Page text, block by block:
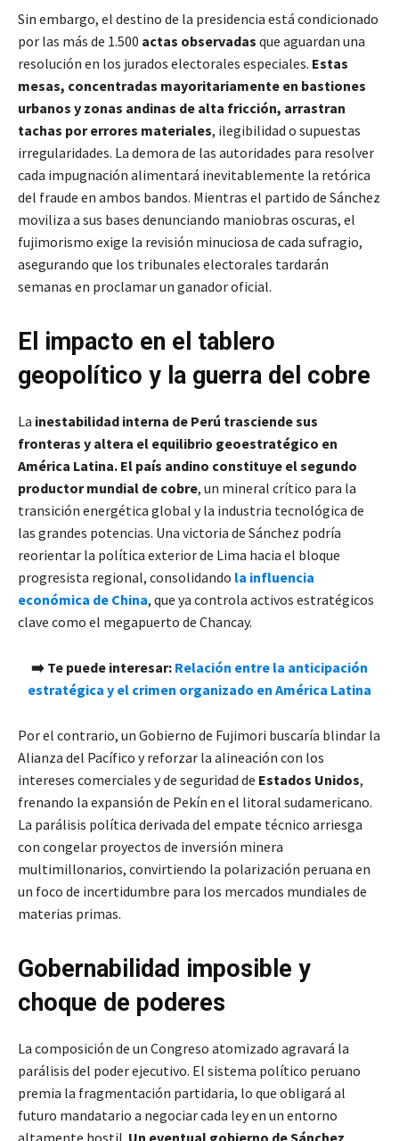
Sin embargo, el destino de la presidencia está condicionado
por las más de 1.500 actas observadas que aguardan una
resolución en los jurados electorales especiales. Estas
mesas, concentradas mayoritariamente en bastiones
urbanos y zonas andinas de alta fricción, arrastran
tachas por errores materiales, ilegibilidad o supuestas
irregularidades. La demora de las autoridades para resolver
cada impugnación alimentará inevitablemente la retórica
del fraude en ambos bandos. Mientras el partido de Sánchez
moviliza a sus bases denunciando maniobras oscuras, el
fujimorismo exige la revisión minuciosa de cada sufragio,
asegurando que los tribunales electorales tardarán
semanas en proclamar un ganador oficial.
El impacto en el tablero
geopolítico y la guerra del cobre
La inestabilidad interna de Perú trasciende sus
fronteras y altera el equilibrio geoestratégico en
América Latina. El país andino constituye el segundo
productor mundial de cobre, un mineral crítico para la
transición energética global y la industria tecnológica de
las grandes potencias. Una victoria de Sánchez podría
reorientar la política exterior de Lima hacia el bloque
progresista regional, consolidando la influencia
económica de China, que ya controla activos estratégicos
clave como el megapuerto de Chancay.
➡️ Te puede interesar: Relación entre la anticipación
estratégica y el crimen organizado en América Latina
Por el contrario, un Gobierno de Fujimori buscaría blindar la
Alianza del Pacífico y reforzar la alineación con los
intereses comerciales y de seguridad de Estados Unidos,
frenando la expansión de Pekín en el litoral sudamericano.
La parálisis política derivada del empate técnico arriesga
con congelar proyectos de inversión minera
multimillonarios, convirtiendo la polarización peruana en
un foco de incertidumbre para los mercados mundiales de
materias primas.
Gobernabilidad imposible y
choque de poderes
La composición de un Congreso atomizado agravará la
parálisis del poder ejecutivo. El sistema político peruano
premia la fragmentación partidaria, lo que obligará al
futuro mandatario a negociar cada ley en un entorno
altamente hostil. Un eventual gobierno de Sánchez